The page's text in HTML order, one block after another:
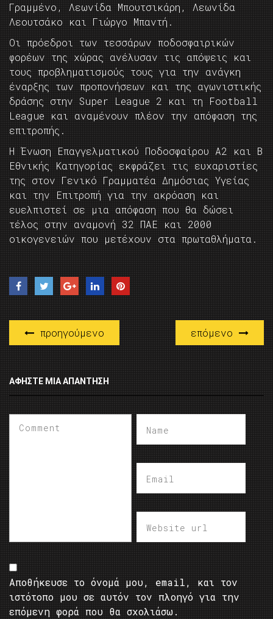
Γραμμένο, Λεωνίδα Μπουτσικάρη, Λεωνίδα
Λεουτσάκο και Γιώργο Μπαντή.
Οι πρόεδροι των τεσσάρων ποδοσφαιρικών
φορέων της χώρας ανέλυσαν τις απόψεις και
τους προβληματισμούς τους για την ανάγκη
έναρξης των προπονήσεων και της αγωνιστικής
δράσης στην Super League 2 και τη Football
League και αναμένουν πλέον την απόφαση της
επιτροπής.
Η Ένωση Επαγγελματικού Ποδοσφαίρου Α2 και Β
Εθνικής Κατηγορίας εκφράζει τις ευχαριστίες
της στον Γενικό Γραμματέα Δημόσιας Υγείας
και την Επιτροπή για την ακρόαση και
ευελπιστεί σε μια απόφαση που θα δώσει
τέλος στην αναμονή 32 ΠΑΕ και 2000
οικογενειών που μετέχουν στα πρωταθλήματα.
προηγούμενο επόμενο
ΑΦΉΣΤΕ ΜΙΑ ΑΠΆΝΤΗΣΗ
Αποθήκευσε το όνομά μου, email, και τον
ιστότοπο μου σε αυτόν τον πλοηγό για την
επόμενη φορά που θα σχολιάσω.